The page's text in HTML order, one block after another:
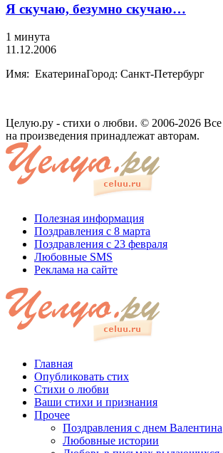
Я скучаю, безумно скучаю…
1 минута
11.12.2006
Имя: ЕкатеринаГород: Санкт-Петербург
Целую.ру - стихи о любви. © 2006-2026 Все
на произведения принадлежат авторам.
Полезная информация
Поздравления с 8 марта
Поздравления с 23 февраля
Любовные SMS
Реклама на сайте
Главная
Опубликовать стих
Стихи о любви
Ваши стихи и признания
Прочее
Поздравления с днем Валентина
Любовные истории